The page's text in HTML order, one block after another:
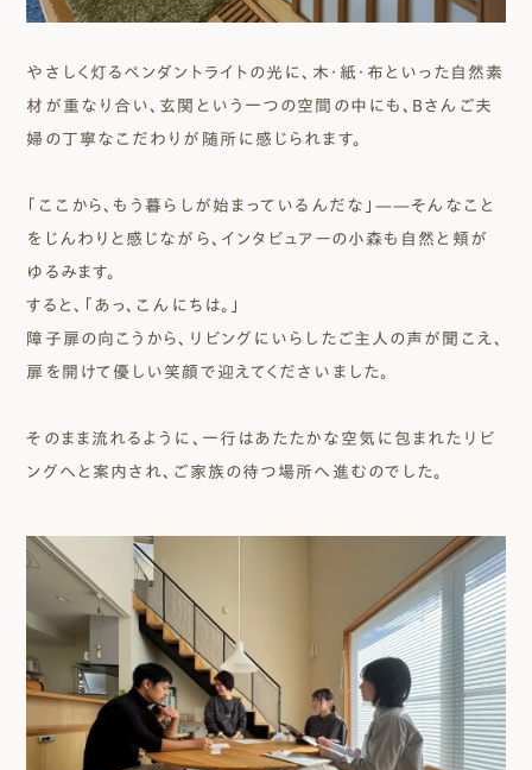
やさしく灯るペンダントライトの光に、木・紙・布といった自然素
材が重なり合い、玄関という一つの空間の中にも、Bさんご夫
婦の丁寧なこだわりが随所に感じられます。
「ここから、もう暮らしが始まっているんだな」——そんなこと
をじんわりと感じながら、インタビュアーの小森も自然と頬が
ゆるみます。
すると、「あっ、こんにちは。」
障子扉の向こうから、リビングにいらしたご主人の声が聞こえ、
扉を開けて優しい笑顔で迎えてくださいました。
そのまま流れるように、一行はあたたかな空気に包まれたリビ
ングへと案内され、ご家族の待つ場所へ進むのでした。